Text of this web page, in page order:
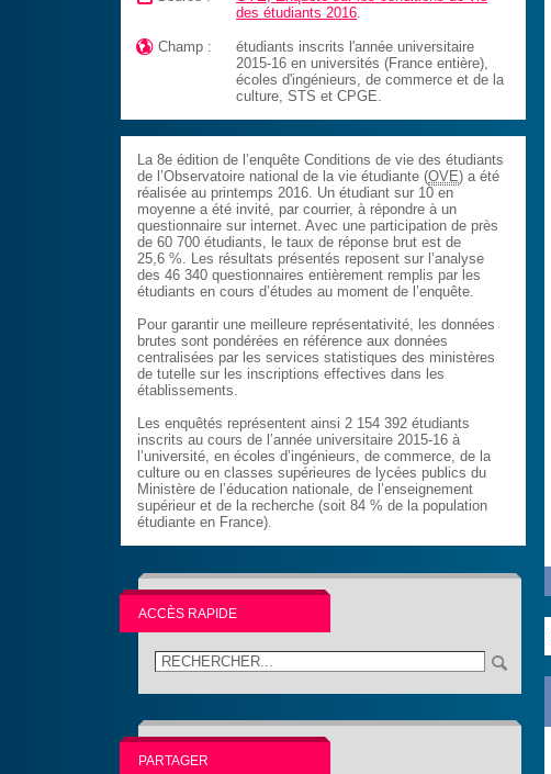
des étudiants 2016.
 Champ :
étudiants inscrits l'année universitaire
2015-16 en universités (France entière),
écoles d'ingénieurs, de commerce et de la
culture, STS et CPGE.
La 8e édition de l’enquête Conditions de vie des étudiants
de l’Observatoire national de la vie étudiante (OVE) a été
réalisée au printemps 2016. Un étudiant sur 10 en
moyenne a été invité, par courrier, à répondre à un
questionnaire sur internet. Avec une participation de près
de 60 700 étudiants, le taux de réponse brut est de
25,6 %. Les résultats présentés reposent sur l’analyse
des 46 340 questionnaires entièrement remplis par les
étudiants en cours d’études au moment de l’enquête.
Pour garantir une meilleure représentativité, les données
brutes sont pondérées en référence aux données
centralisées par les services statistiques des ministères
de tutelle sur les inscriptions effectives dans les
établissements.
Les enquêtés représentent ainsi 2 154 392 étudiants
inscrits au cours de l’année universitaire 2015-16 à
l’université, en écoles d’ingénieurs, de commerce, de la
culture ou en classes supérieures de lycées publics du
Ministère de l’éducation nationale, de l’enseignement
supérieur et de la recherche (soit 84 % de la population
étudiante en France).
ACCÈS RAPIDE
PARTAGER